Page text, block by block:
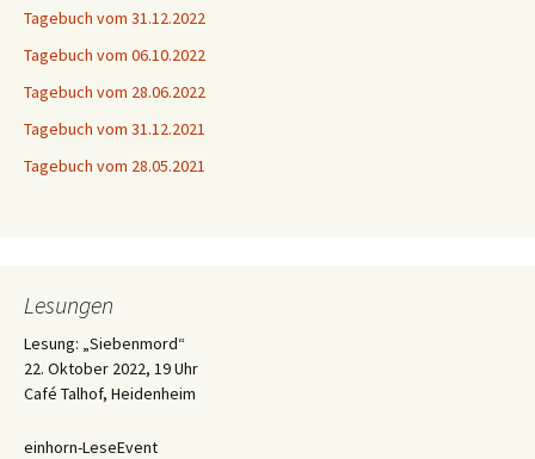
Tagebuch vom 31.12.2022
Tagebuch vom 06.10.2022
Tagebuch vom 28.06.2022
Tagebuch vom 31.12.2021
Tagebuch vom 28.05.2021
Lesungen
Lesung: „Siebenmord“
22. Oktober 2022, 19 Uhr
Café Talhof, Heidenheim
einhorn-LeseEvent